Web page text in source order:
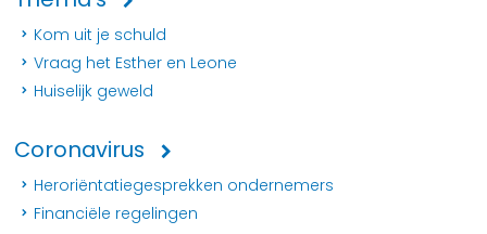
Kom uit je schuld
Vraag het Esther en Leone
Huiselijk geweld
Coronavirus
Heroriëntatiegesprekken ondernemers
Financiële regelingen